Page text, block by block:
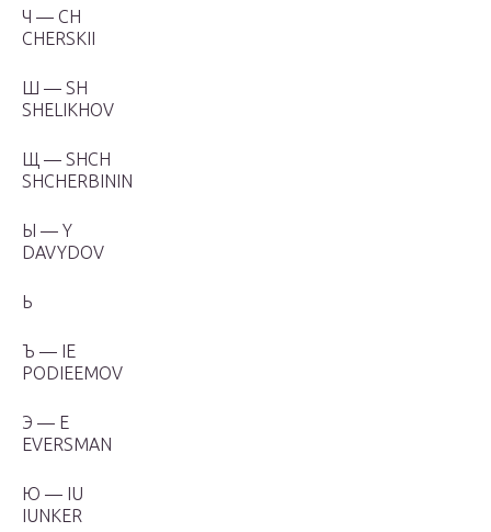
Ч — CH
CHERSKII
Ш — SH
SHELIKHOV
Щ — SHCH
SHCHERBININ
Ы — Y
DAVYDOV
Ь
Ъ — IE
PODIEEMOV
Э — E
EVERSMAN
Ю — IU
IUNKER